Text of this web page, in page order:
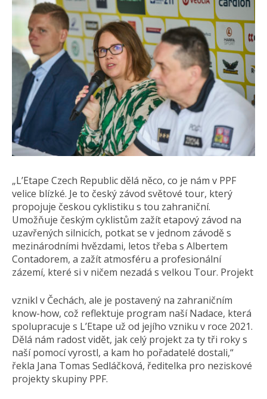
„L’Etape Czech Republic dělá něco, co je nám v PPF
velice blízké. Je to český závod světové tour, který
propojuje českou cyklistiku s tou zahraniční.
Umožňuje českým cyklistům zažít etapový závod na
uzavřených silnicích, potkat se v jednom závodě s
mezinárodními hvězdami, letos třeba s Albertem
Contadorem, a zažít atmosféru a profesionální
zázemí, které si v ničem nezadá s velkou Tour. Projekt
vznikl v Čechách, ale je postavený na zahraničním
know-how, což reflektuje program naší Nadace, která
spolupracuje s L’Etape už od jejího vzniku v roce 2021.
Dělá nám radost vidět, jak celý projekt za ty tři roky s
naší pomocí vyrostl, a kam ho pořadatelé dostali,“
řekla Jana Tomas Sedláčková, ředitelka pro neziskové
projekty skupiny PPF.